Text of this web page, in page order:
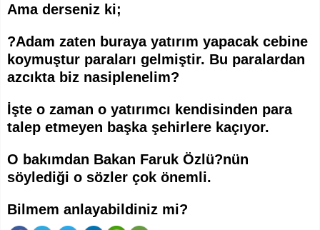
Ama derseniz ki;
?Adam zaten buraya yatırım yapacak cebine
koymuştur paraları gelmiştir. Bu paralardan
azcıkta biz nasiplenelim?
İşte o zaman o yatırımcı kendisinden para
talep etmeyen başka şehirlere kaçıyor.
O bakımdan Bakan Faruk Özlü?nün
söylediği o sözler çok önemli.
Bilmem anlayabildiniz mi?